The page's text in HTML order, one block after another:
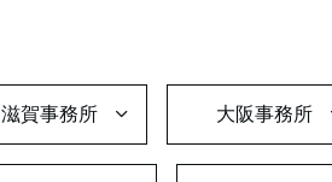
滋賀事務所 大阪事務所